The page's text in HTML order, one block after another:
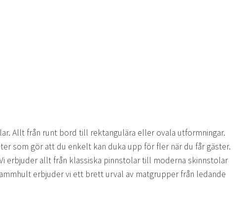
Allt från runt bord till rektangulära eller ovala utformningar.
som gör att du enkelt kan duka upp för fler när du får gäster.
erbjuder allt från klassiska pinnstolar till moderna skinnstolar
erbjuder vi ett brett urval av matgrupper från ledande